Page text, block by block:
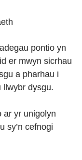
pontio yn
er mwyn sicrhau
a pharhau i
llwybr dysgu.
ar yr unigolyn
sy’n cefnogi